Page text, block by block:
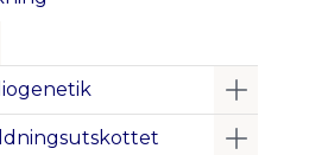
Göm undermeny
Visa/
Visa/